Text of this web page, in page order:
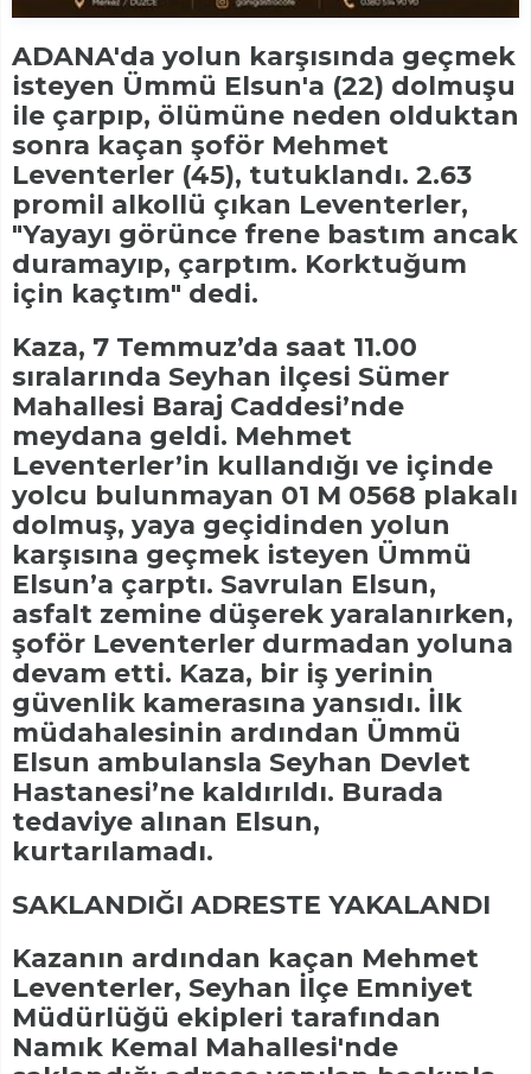
ADANA'da yolun karşısında geçmek
isteyen Ümmü Elsun'a (22) dolmuşu
ile çarpıp, ölümüne neden olduktan
sonra kaçan şoför Mehmet
Leventerler (45), tutuklandı. 2.63
promil alkollü çıkan Leventerler,
"Yayayı görünce frene bastım ancak
duramayıp, çarptım. Korktuğum
için kaçtım" dedi.
Kaza, 7 Temmuz’da saat 11.00
sıralarında Seyhan ilçesi Sümer
Mahallesi Baraj Caddesi’nde
meydana geldi. Mehmet
Leventerler’in kullandığı ve içinde
yolcu bulunmayan 01 M 0568 plakalı
dolmuş, yaya geçidinden yolun
karşısına geçmek isteyen Ümmü
Elsun’a çarptı. Savrulan Elsun,
asfalt zemine düşerek yaralanırken,
şoför Leventerler durmadan yoluna
devam etti. Kaza, bir iş yerinin
güvenlik kamerasına yansıdı. İlk
müdahalesinin ardından Ümmü
Elsun ambulansla Seyhan Devlet
Hastanesi’ne kaldırıldı. Burada
tedaviye alınan Elsun,
kurtarılamadı.
SAKLANDIĞI ADRESTE YAKALANDI
Kazanın ardından kaçan Mehmet
Leventerler, Seyhan İlçe Emniyet
Müdürlüğü ekipleri tarafından
Namık Kemal Mahallesi'nde